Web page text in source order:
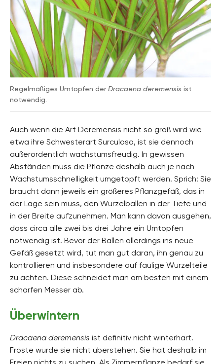
Regelmäßiges Umtopfen derDracaena deremensis ist
notwendig.
Auch wenn die Art Deremensis nicht so groß wird wie
etwa ihre Schwesterart Surculosa, ist sie dennoch
außerordentlich wachstumsfreudig. In gewissen
Abständen muss die Pflanze deshalb auch je nach
Wachstumsschnelligkeit umgetopft werden. Sprich: Sie
braucht dann jeweils ein größeres Pflanzgefäß, das in
der Lage sein muss, den Wurzelballen in der Tiefe und
in der Breite aufzunehmen. Man kann davon ausgehen,
dass circa alle zwei bis drei Jahre ein Umtopfen
notwendig ist. Bevor der Ballen allerdings ins neue
Gefäß gesetzt wird, tut man gut daran, ihn genau zu
kontrollieren und insbesondere auf faulige Wurzelteile
zu achten. Diese schneidet man am besten mit einem
scharfen Messer ab.
Überwintern
Dracaena deremensis ist definitiv nicht winterhart.
Fröste würde sie nicht überstehen. Sie hat deshalb im
Freien nichts zu suchen. Als Zimmerpflanze bedarf sie